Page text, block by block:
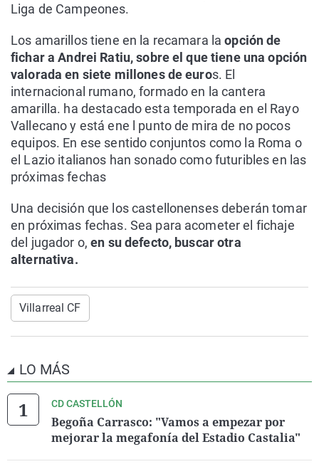
Liga de Campeones.
Los amarillos tiene en la recamara la opción de
fichar a Andrei Ratiu, sobre el que tiene una opción
valorada en siete millones de euros. El
internacional rumano, formado en la cantera
amarilla. ha destacado esta temporada en el Rayo
Vallecano y está ene l punto de mira de no pocos
equipos. En ese sentido conjuntos como la Roma o
el Lazio italianos han sonado como futuribles en las
próximas fechas
Una decisión que los castellonenses deberán tomar
en próximas fechas. Sea para acometer el fichaje
del jugador o, en su defecto, buscar otra
alternativa.
Villarreal CF
LO MÁS
CD CASTELLÓN
Begoña Carrasco: "Vamos a empezar por
mejorar la megafonía del Estadio Castalia"